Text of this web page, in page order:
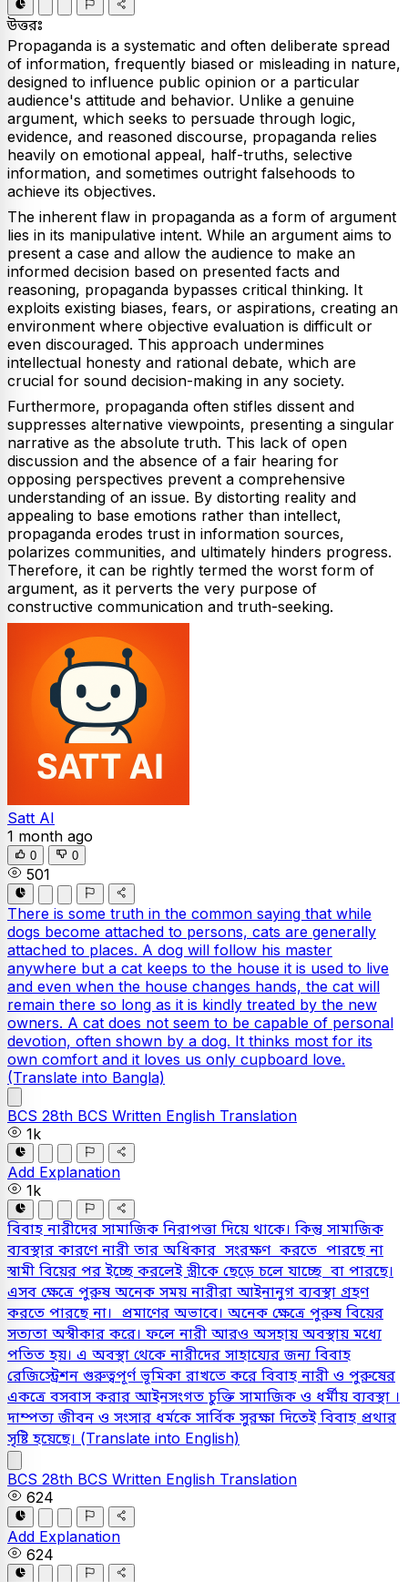
উত্তরঃ
Propaganda is a systematic and often deliberate spread
of information, frequently biased or misleading in nature,
designed to influence public opinion or a particular
audience's attitude and behavior. Unlike a genuine
argument, which seeks to persuade through logic,
evidence, and reasoned discourse, propaganda relies
heavily on emotional appeal, half-truths, selective
information, and sometimes outright falsehoods to
achieve its objectives.
The inherent flaw in propaganda as a form of argument
lies in its manipulative intent. While an argument aims to
present a case and allow the audience to make an
informed decision based on presented facts and
reasoning, propaganda bypasses critical thinking. It
exploits existing biases, fears, or aspirations, creating an
environment where objective evaluation is difficult or
even discouraged. This approach undermines
intellectual honesty and rational debate, which are
crucial for sound decision-making in any society.
Furthermore, propaganda often stifles dissent and
suppresses alternative viewpoints, presenting a singular
narrative as the absolute truth. This lack of open
discussion and the absence of a fair hearing for
opposing perspectives prevent a comprehensive
understanding of an issue. By distorting reality and
appealing to base emotions rather than intellect,
propaganda erodes trust in information sources,
polarizes communities, and ultimately hinders progress.
Therefore, it can be rightly termed the worst form of
argument, as it perverts the very purpose of
constructive communication and truth-seeking.
Satt AI
1 month ago
0 0
501
There is some truth in the common saying that while
dogs become attached to persons, cats are generally
attached to places. A dog will follow his master
anywhere but a cat keeps to the house it is used to live
and even when the house changes hands, the cat will
remain there so long as it is kindly treated by the new
owners. A cat does not seem to be capable of personal
devotion, often shown by a dog. It thinks most for its
own comfort and it loves us only cupboard love.
(Translate into Bangla)
BCS 28th BCS Written English Translation
1k
Add Explanation
1k
বিবাহ নারীদের সামাজিক নিরাপত্তা দিয়ে থাকে। কিন্তু সামাজিক
ব্যবস্থার কারণে নারী তার অধিকার সংরক্ষণ করতে পারছে না
স্বামী বিয়ের পর ইচ্ছে করলেই স্ত্রীকে ছেড়ে চলে যাচ্ছে বা পারছে।
এসব ক্ষেত্রে পুরুষ অনেক সময় নারীরা আইনানুগ ব্যবস্থা গ্রহণ
করতে পারছে না। প্রমাণের অভাবে। অনেক ক্ষেত্রে পুরুষ বিয়ের
সত্যতা অস্বীকার করে। ফলে নারী আরও অসহায় অবস্থায় মধ্যে
পতিত হয়। এ অবস্থা থেকে নারীদের সাহায্যের জন্য বিবাহ
রেজিস্ট্রেশন গুরুত্বপূর্ণ ভূমিকা রাখতে করে বিবাহ নারী ও পুরুষের
একত্রে বসবাস করার আইনসংগত চুক্তি সামাজিক ও ধর্মীয় ব্যবস্থা ।
দাম্পত্য জীবন ও সংসার ধর্মকে সার্বিক সুরক্ষা দিতেই বিবাহ প্রথার
সৃষ্টি হয়েছে। (Translate into English)
BCS 28th BCS Written English Translation
624
Add Explanation
624